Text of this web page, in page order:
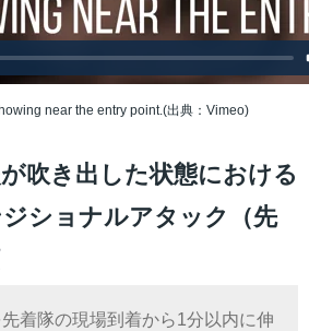
near the entry point.(出典：Vimeo)
吹き出した状態における
ショナルアタック（先
着隊の現場到着から1分以内に伸